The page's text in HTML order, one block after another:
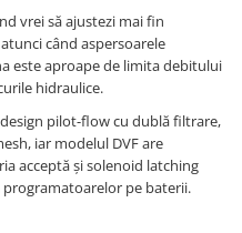
vrei să ajustezi mai fin
când aspersoarele
este aproape de limita debitului
hidraulice.
design pilot-flow cu dublă filtrare,
iar modelul DVF are
acceptă și solenoid latching
pe baterii.